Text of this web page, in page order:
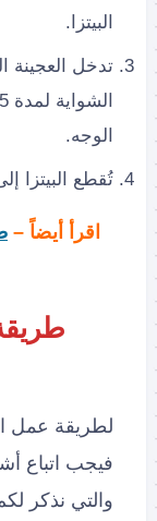
البيتزا.
الوجه.
تُقطع البيتزا
اقرأ أيضاً –
لطريقة عمل
فيجب اتباع
والتي نذكر